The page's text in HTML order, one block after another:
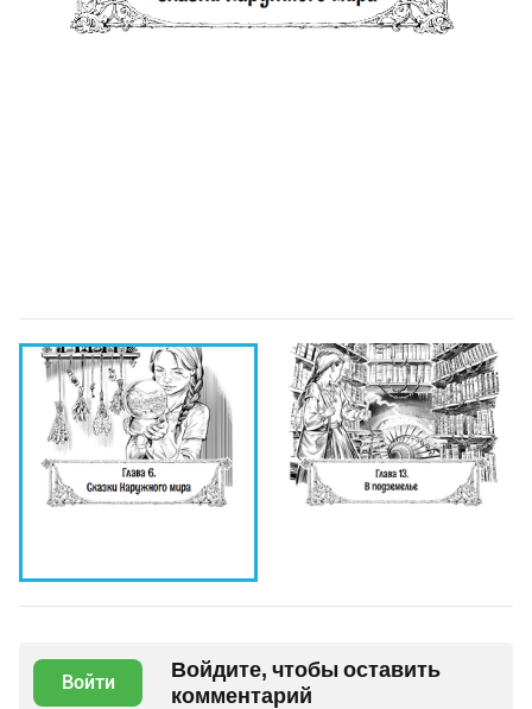
Войти
Войдите, чтобы оставить
комментарий